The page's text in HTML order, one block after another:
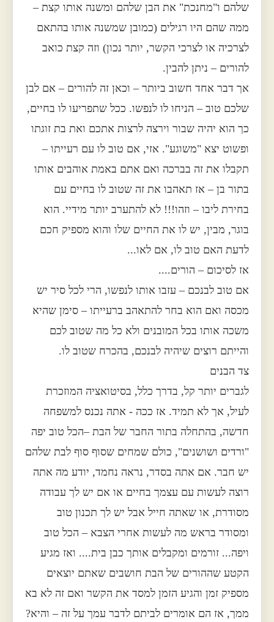
שלהם ו"מחנכת" את הבן שלהם ומשנה אותו קצת –
ממה שהם היו רגילים (כמובן שמשנה אותו בהתאם
לצרכיה או לצרכי הקשר, יותר נכון) וזה קצת כואב
להורים – ניתן להבין.
אך דבר אחד חשוב ביותר – וכאן זה להורים – אם לבן
שלכם טוב – הניחו לו לנפשו. ככל שתפריעו לו בחיים,
כך הוא יהיה שבור וירצה לרצות אתכם ואת בת זוגתו
ופשוט יצא "משוגע". אזי, אם טוב לו עם רעייתו –
תקבלו את זה בברכה ואם אתם באמת אוהבים אותו
בתור בן – אז תאהבו את זה שטוב לו בחיים עם
בחירת ליבו – וזהו!!! לא להתערב יותר מידיי. הוא
בוגר, מבין, יש לו את החיים שלו והוא מספיק חכם
לדעת האם טוב לו, אם לאו...
אז לסיכום – הורים....
אם טוב לבנכם – עזבו אותו לנפשו, הרי לכל סיר יש
מכסה ואם הוא בחר להתאהב ברעייתו – סימן שהיא
משכה אותו בכל המובנים ולא כל מה שטוב לכם
והייתם רוצים שיהיה לבנכם, בהכרח שטוב לו.
צד הבנים
לגברים יותר קל, בדרך כלל, בסיטואציה המוזכרת
לעיל, אך לא תמיד. אז ככה - אתה נכנס למשפחה
חדשה, בהתחלה בתור החבר של הבת –הכל טוב יפה
"ורדים ושושנים", כולם שמחים שסוף סוף לבת שלהם
יש חבר. אם אתה בסדר, נראה נחמד, יודע מה אתה
רוצה לעשות עם עצמך בחיים או אם יש לך עבודה
מסודרת, או שאתה חייל אבל יש לך תכנון טוב
ומסודר בראש מה לעשות אחרי הצבא – הכל טוב
ויפה... זורמים ומקבלים אותך כבן בית.... ואז מגיע
הקטע שההורים של הבת חושבים שאתם יוצאים
מספיק זמן והגיע הזמן למסד את הקשר ואם זה לא בא
ממך, אז הם אומרים לביתם לדבר עמך על זה – והיא?